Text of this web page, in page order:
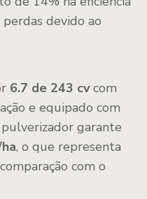
devido ao
6.7 de 243 cvcom
e equipado com
garante
, o que representa
com o